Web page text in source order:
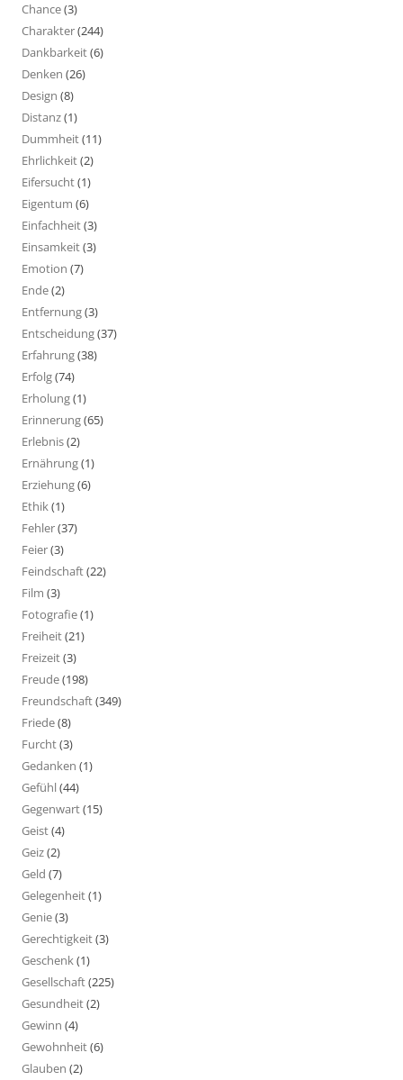
Chance(3)
Charakter(244)
Dankbarkeit(6)
Denken (26)
Design (8)
Distanz(1)
Dummheit(11)
Ehrlichkeit(2)
Eifersucht(1)
Eigentum (6)
Einfachheit(3)
Einsamkeit(3)
Emotion (7)
Ende(2)
Entfernung(3)
Entscheidung(37)
Erfahrung(38)
Erfolg(74)
Erholung(1)
Erinnerung(65)
Erlebnis(2)
Ernährung(1)
Erziehung(6)
Ethik(1)
Fehler(37)
Feier(3)
Feindschaft(22)
Film (3)
Fotografie(1)
Freiheit(21)
Freizeit(3)
Freude(198)
Freundschaft(349)
Friede(8)
Furcht(3)
Gedanken (1)
Gefühl(44)
Gegenwart(15)
Geist(4)
Geiz(2)
Geld (7)
Gelegenheit(1)
Genie(3)
Gerechtigkeit(3)
Geschenk(1)
Gesellschaft(225)
Gesundheit(2)
Gewinn (4)
Gewohnheit(6)
Glauben (2)